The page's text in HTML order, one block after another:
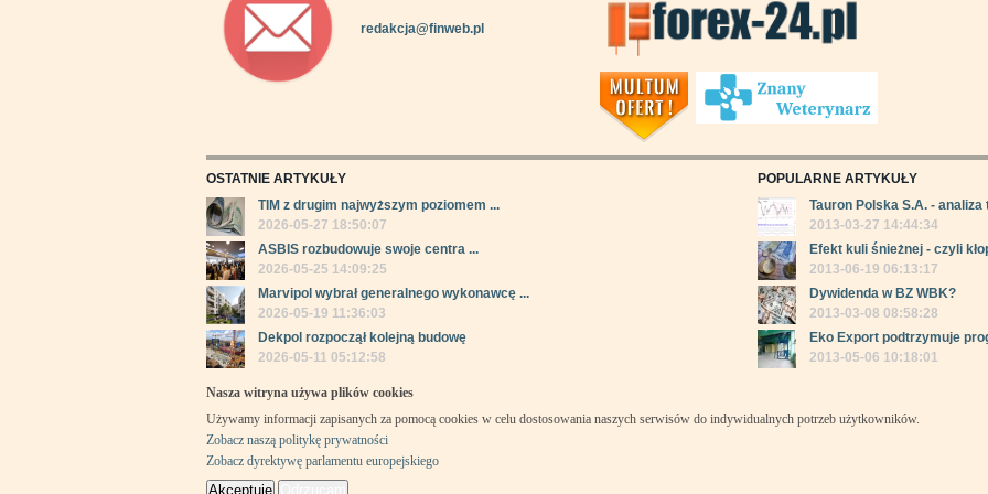
redakcja@finweb.pl
OSTATNIE ARTYKUŁY
TIM z drugim najwyższym poziomem ...
2026-05-27 18:50:07
ASBIS rozbudowuje swoje centra ...
2026-05-25 14:09:25
Marvipol wybrał generalnego wykonawcę ...
2026-05-19 11:36:03
Dekpol rozpoczął kolejną budowę
2026-05-11 05:12:58
POPULARNE ARTYKUŁY
Tauron Polska S.A. - analiza
2013-03-27 14:44:34
Efekt kuli śnieżnej - czyli
2013-06-19 06:13:17
Dywidenda w BZ WBK?
2013-03-08 08:58:28
Eko Export podtrzymuje
2013-05-06 10:18:01
Nasza witryna używa plików cookies
Używamy informacji zapisanych za pomocą cookies w celu dostosowania naszych serwisów do indywidualnych potrzeb użytkowników.
Zobacz naszą politykę prywatności
Zobacz dyrektywę parlamentu europejskiego
Akceptuję